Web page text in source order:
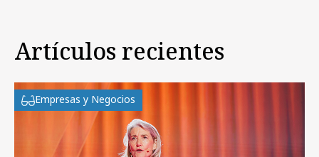
Artículos recientes
Empresas y Negocios